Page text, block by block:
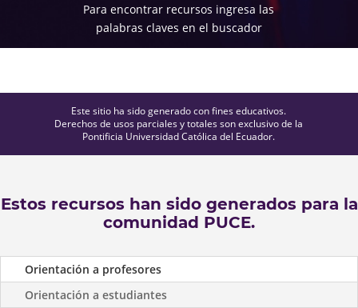
Para encontrar recursos ingresa las
palabras claves en el buscador
Este sitio ha sido generado con fines educativos.
Derechos de usos parciales y totales son exclusivo de la
Pontificia Universidad Católica del Ecuador.
Estos recursos han sido generados para la
comunidad PUCE.
Orientación a profesores
Orientación a estudiantes